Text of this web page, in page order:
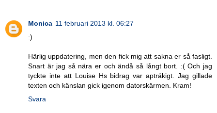
Monica 11 februari 2013 kl. 06:27
:)
Härlig uppdatering, men den fick mig att sakna er så fasligt.
Snart är jag så nära er och ändå så långt bort. :( Och jag
tyckte inte att Louise Hs bidrag var aptråkigt. Jag gillade
texten och känslan gick igenom datorskärmen. Kram!
Svara